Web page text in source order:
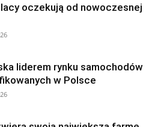
oczekują od nowoczesnej
liderem rynku samochodów
w Polsce